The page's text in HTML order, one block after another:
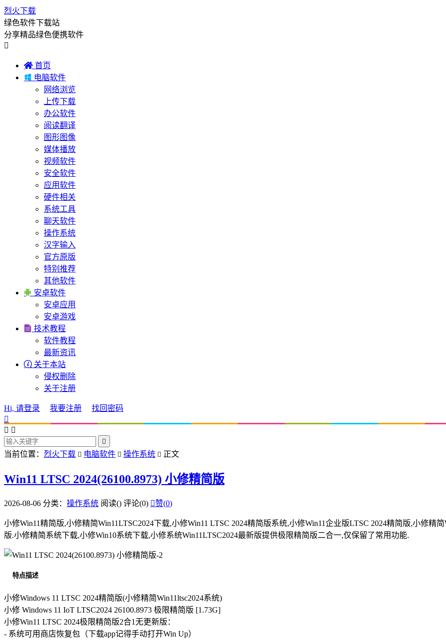
烈火下载
绿色软件下载站
分享精品绿色便携软件

 首页
 电脑软件
网络浏览
上传下载
办公软件
阅读翻译
图形图像
媒体播放
视频软件
安全软件
应用软件
硬件相关
系统工具
聊天软件
操作系统
汉字输入
官方原版
特别推荐
其他软件
 安卓软件
安卓应用
安卓游戏
 技术教程
软件教程
最新资讯
 关于本站
侵权删除
关于注册
Hi, 请登录 我要注册
找回密码

 

当前位置： 烈火下载  电脑软件  操作系统  正文
Win11 LTSC 2024(26100.8973) 小修精简版
2026-08-06 分类： 操作系统 阅读() 评论(0) 赞(0)
小修Win11精简版,小修精简Win11LTSC2024下载,小修Win11 LTSC 2024精简版系统,小修Win11企业版LTSC 2024精简版,小修精
版.小修精简系统下载,小修Win10系统下载,小修系统Win11LTSC2024最新版提供极限精简版二合一,仅保留了常用功能.
特点描述
小修Windows 11 LTSC 2024精简版(小修精简Win11ltsc2024系统)
小修 Windows 11 IoT LTSC2024 26100.8973 极限精简版 [1.73G]
小修Win11 LTSC 2024极限精简版2合1无更新版：
- 系统可用商店恢复包（下载app记得手动打开Win Up）